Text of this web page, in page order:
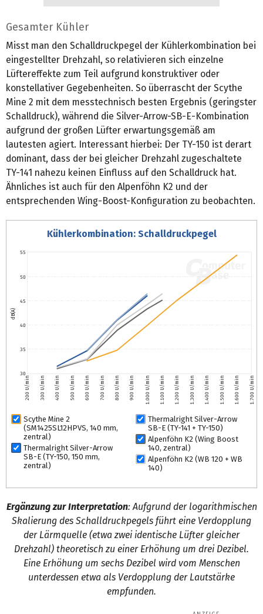
Gesamter Kühler
Misst man den Schalldruckpegel der Kühlerkombination bei
eingestellter Drehzahl, so relativieren sich einzelne
Lüftereffekte zum Teil aufgrund konstruktiver oder
konstellativer Gegebenheiten. So überrascht der Scythe
Mine 2 mit dem messtechnisch besten Ergebnis (geringster
Schalldruck), während die Silver-Arrow-SB-E-Kombination
aufgrund der großen Lüfter erwartungsgemäß am
lautesten agiert. Interessant hierbei: Der TY-150 ist derart
dominant, dass der bei gleicher Drehzahl zugeschaltete
TY-141 nahezu keinen Einfluss auf den Schalldruck hat.
Ähnliches ist auch für den Alpenföhn K2 und der
entsprechenden Wing-Boost-Konfiguration zu beobachten.
Kühlerkombination: Schalldruckpegel
30
35
40
45
50
55
dB(A)
200 U/min 300 U/min 400 U/min 500 U/min 600 U/min 700 U/min 800 U/min 900 U/min 1.000 U/min 1.100 U/min 1.200 U/min 1.300 U/min 1.400 U/min 1.500 U/min 1.600 U/min 1.700 U/min
Scythe Mine 2
(SM1425SL12HPVS, 140 mm,
zentral)
Thermalright Silver-Arrow
SB-E (TY-150, 150 mm,
zentral)
Thermalright Silver-Arrow
SB-E (TY-141 + TY-150)
Alpenföhn K2 (Wing Boost
140, zentral)
Alpenföhn K2 (WB 120 + WB
140)
Ergänzung zur Interpretation: Aufgrund der logarithmischen
Skalierung des Schalldruckpegels führt eine Verdopplung
der Lärmquelle (etwa zwei identische Lüfter gleicher
Drehzahl) theoretisch zu einer Erhöhung um drei Dezibel.
Eine Erhöhung um sechs Dezibel wird vom Menschen
unterdessen etwa als Verdopplung der Lautstärke
empfunden.